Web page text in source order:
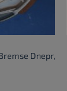
Dnepr,